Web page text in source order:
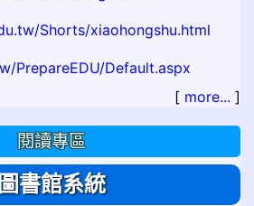
[ more... ]
閱讀專區
圖書館系統